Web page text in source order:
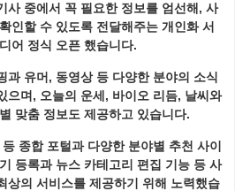
사 중에서 꼭 필요한 정보를 엄선해 , 사
인할 수 있도록 전달해주는 개인화 서
어 정식 오픈 했습니다.
과 유머 , 동영상 등 다양한 분야의 소식
으며 , 오늘의 운세 , 바이오 리듬, 날씨와
맞춤 정보도 제공하고 있습니다.
종합 포털과 다양한 분야별 추천 사이
등록과 뉴스 카테고리 편집 기능 등 사
상의 서비스를 제공하기 위해 노력했습